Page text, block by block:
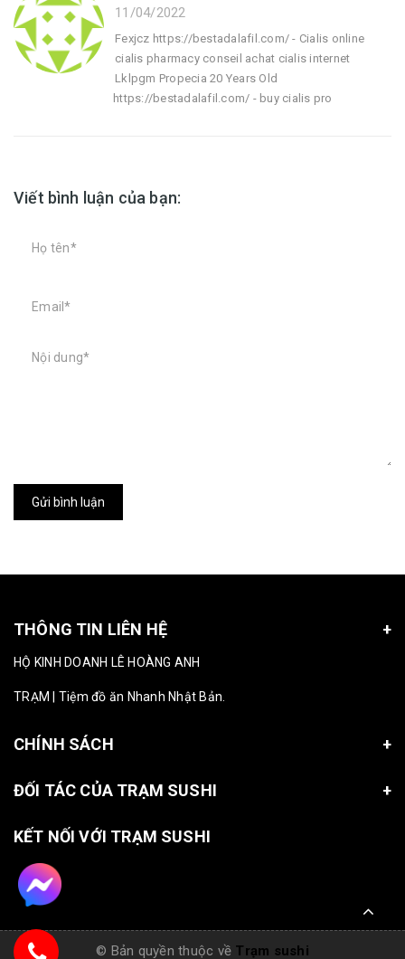
11/04/2022
Fexjcz https://bestadalafil.com/ - Cialis online
cialis pharmacy conseil achat cialis internet
Lklpgm Propecia 20 Years Old
https://bestadalafil.com/ - buy cialis pro
Viết bình luận của bạn:
Gửi bình luận
THÔNG TIN LIÊN HỆ
HỘ KINH DOANH LÊ HOÀNG ANH
TRẠM | Tiệm đồ ăn Nhanh Nhật Bản.
CHÍNH SÁCH
ĐỐI TÁC CỦA TRẠM SUSHI
KẾT NỐI VỚI TRẠM SUSHI
© Bản quyền thuộc về Trạm sushi